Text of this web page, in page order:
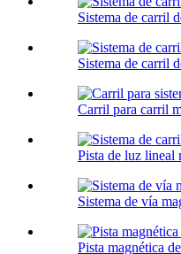
Sistema de carril
Sistema de carril
Carril para carril
Pista de luz lineal
Sistema de vía
Pista magnética